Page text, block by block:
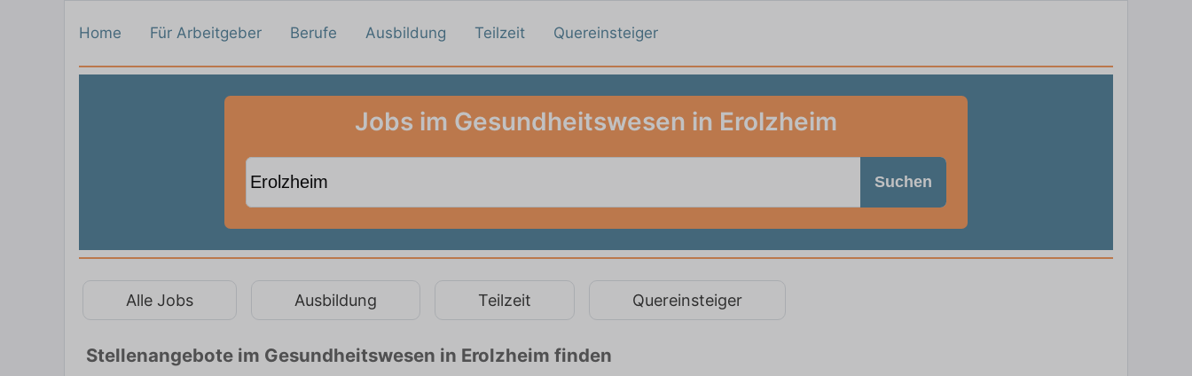
Home Für Arbeitgeber Berufe Ausbildung Teilzeit Quereinsteiger
Jobs im Gesundheitswesen in Erolzheim
Suchen
Alle Jobs Ausbildung Teilzeit Quereinsteiger
Stellenangebote im Gesundheitswesen in Erolzheim finden